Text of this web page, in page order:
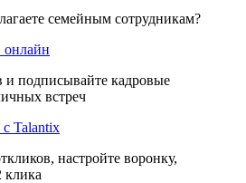
семейным сотрудникам?
онлайн
и подписывайте кадровые
встреч
с Talantix
настройте воронку,
клика